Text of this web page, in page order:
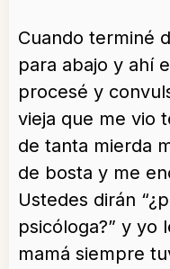
Cuando terminé
para abajo y ahí
procesé y
vieja que me vio
de tanta mierda
de bosta y me
Ustedes dirán
psicóloga?” y yo
mamá siempre